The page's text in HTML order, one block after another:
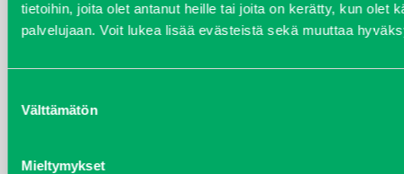
tietoihin, joita olet antanut heille tai joita on kerätty, kun olet
palvelujaan. Voit lukea lisää evästeistä sekä muuttaa
valinta
Välttämätön
Mieltymykset
tammikuu 2018
joulukuu 2017
heinäkuu 2017
kesäkuu 2017